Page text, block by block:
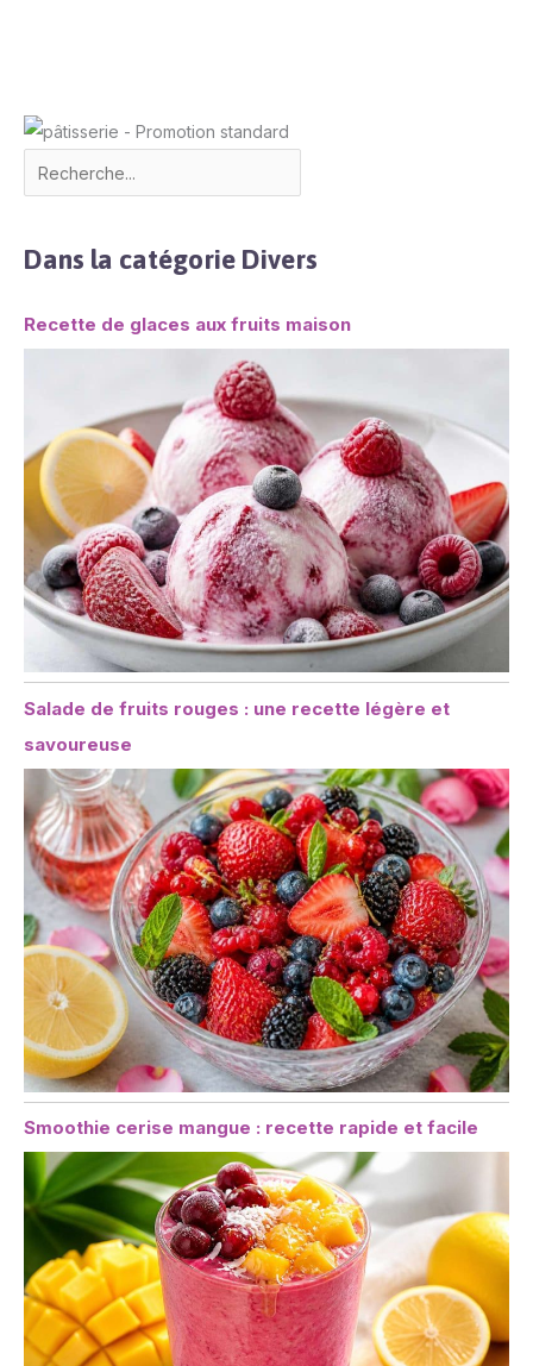
Dans la catégorie Divers
Recette de glaces aux fruits maison
Salade de fruits rouges : une recette légère et
savoureuse
Smoothie cerise mangue : recette rapide et facile